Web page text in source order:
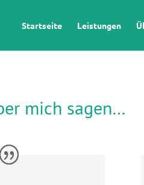
Startseite Leistungen
mich sagen…